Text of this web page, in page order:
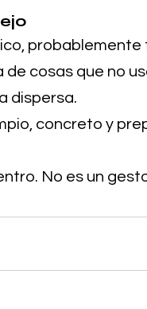
probablemente
de cosas que no
dispersa.
concreto y
No es un